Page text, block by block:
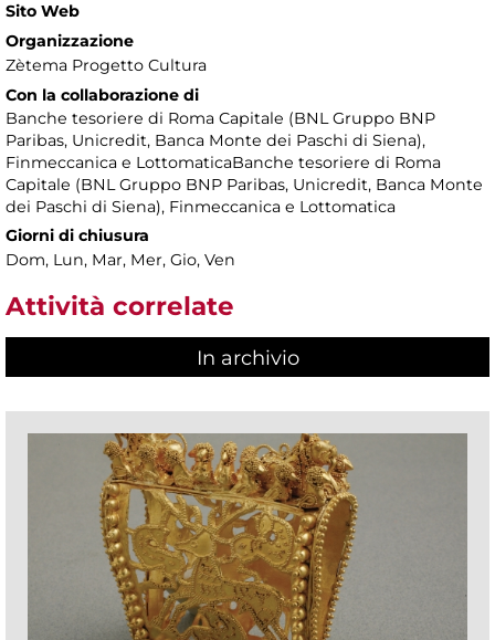
Sito Web
Organizzazione
Zètema Progetto Cultura
Con la collaborazione di
Banche tesoriere di Roma Capitale (BNL Gruppo BNP
Paribas, Unicredit, Banca Monte dei Paschi di Siena),
Finmeccanica e LottomaticaBanche tesoriere di Roma
Capitale (BNL Gruppo BNP Paribas, Unicredit, Banca Monte
dei Paschi di Siena), Finmeccanica e Lottomatica
Giorni di chiusura
Dom, Lun, Mar, Mer, Gio, Ven
Attività correlate
In archivio